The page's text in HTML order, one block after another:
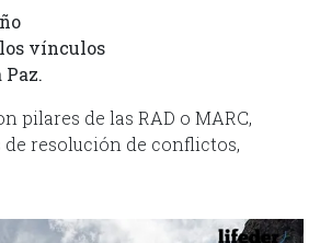
vínculos
pilares de las RAD o MARC,
resolución de conflictos,